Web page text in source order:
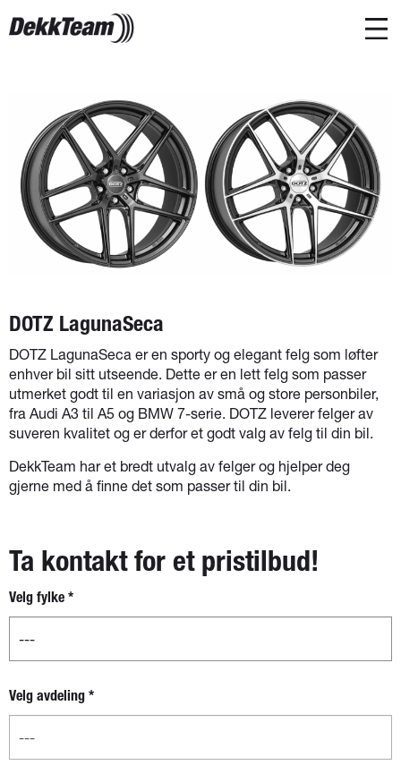
DOTZ LagunaSeca
DOTZ LagunaSeca er en sporty og elegant felg som løfter
enhver bil sitt utseende. Dette er en lett felg som passer
utmerket godt til en variasjon av små og store personbiler,
fra Audi A3 til A5 og BMW 7-serie. DOTZ leverer felger av
suveren kvalitet og er derfor et godt valg av felg til din bil.
DekkTeam har et bredt utvalg av felger og hjelper deg
gjerne med å finne det som passer til din bil.
Ta kontakt for et pristilbud!
Nytt
skjema -
separat
boks for
avdeling
Velg fylke *
Velg avdeling *